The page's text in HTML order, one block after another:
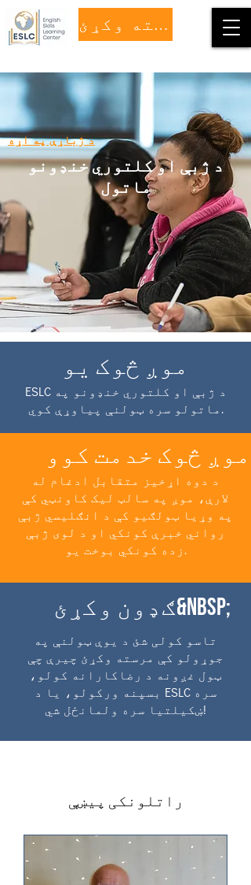
مرسته وکړئ
د ژباړې په اړه
د ژبې او کلتوري خنډونو
ماتول
موږ څوک یو
ESLC د ژبې او کلتوري خنډونو په
ماتولو سره ټولنې پیاوړې کوي.
موږ څوک خدمت کوو
د دوه اړخیز متقابل ادغام له
لارې، موږ په سالټ لیک کاونټي کې
په وړیا ټولګیو کې د انګلیسي ژبې
رواني خبرې کونکي او د لوی ژبې
زده کونکي بوخت یو.
ګډون وکړئ&nbsp;
تاسو کولی شئ د یوې ټولنې په
جوړولو کې مرسته وکړئ چیرې چې
ټول غږونه د رضاکارانه کولو،
بسپنه ورکولو، یا د ESLC سره
ښکیلتیا سره ولمانځل شي!
راتلونکی پیښې